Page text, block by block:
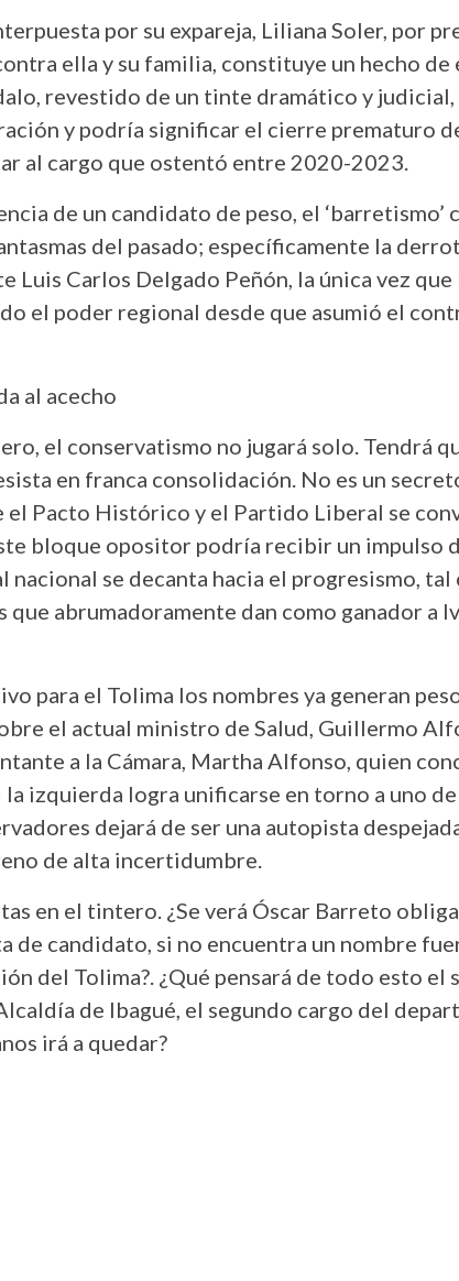
por su expareja, Liliana Soler, por
ella y su familia, constituye un hecho de
revestido de un tinte dramático y
y podría significar el cierre prematuro
al cargo que ostentó entre 2020-2023.
de un candidato de peso, el ‘barretismo’
del pasado; específicamente la
Luis Carlos Delgado Peñón, la única vez que
el poder regional desde que asumió el
al acecho
el conservatismo no jugará solo. Tendrá
en franca consolidación. No es un
el Pacto Histórico y el Partido Liberal se
bloque opositor podría recibir un impulso
nacional se decanta hacia el progresismo, tal
que abrumadoramente dan como ganador a
para el Tolima los nombres ya generan
el actual ministro de Salud, Guillermo
a la Cámara, Martha Alfonso, quien
izquierda logra unificarse en torno a uno
dejará de ser una autopista
de alta incertidumbre.
en el tintero. ¿Se verá Óscar Barreto
de candidato, si no encuentra un nombre
del Tolima?. ¿Qué pensará de todo esto el
de Ibagué, el segundo cargo del
irá a quedar?